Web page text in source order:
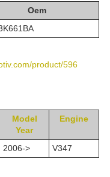
Oem
product/596
Model
Year
Engine
2006-> V347